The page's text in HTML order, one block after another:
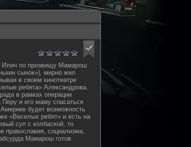
Илич по прозвищу Мамарош
сынок»), мирно жил
в своем кинотеатре
ребята» Александрова.
в рамках операции
и его маму спасаться
будет возможность
«Веселых ребят» и есть на
суп с колбаской, то
православия, социализма,
Мамарош готов